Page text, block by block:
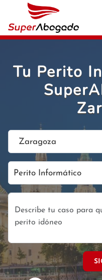
Tu Perito
Zaragoza
Perito Informático